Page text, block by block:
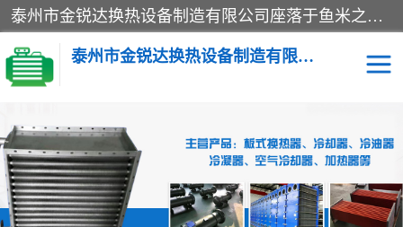
泰州市金锐达换热设备制造有限公司座落于鱼米之乡、祥泰之州一江苏泰州。是一家多年从事换热设备研究、设计、制造、销售、服务于一体的生产企业。
泰州市金锐达换热设备制造有限公司
冷却器 换热器
散热器 预热器